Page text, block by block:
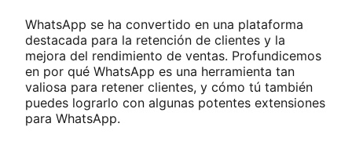
WhatsApp se ha convertido en una plataforma
destacada para la retención de clientes y la
mejora del rendimiento de ventas. Profundicemos
en por qué WhatsApp es una herramienta tan
valiosa para retener clientes, y cómo tú también
puedes lograrlo con algunas potentes extensiones
para WhatsApp.